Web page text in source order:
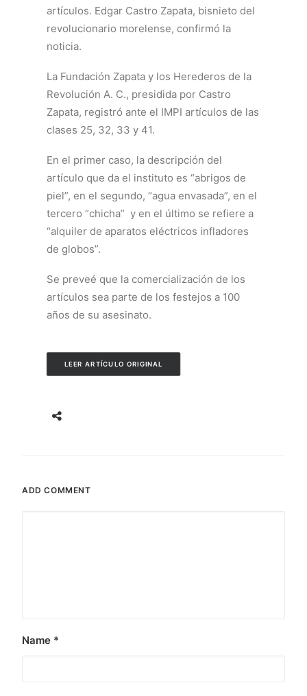
artículos. Edgar Castro Zapata, bisnieto del
revolucionario morelense, confirmó la
noticia.
La Fundación Zapata y los Herederos de la
Revolución A. C., presidida por Castro
Zapata, registró ante el IMPI artículos de las
clases 25, 32, 33 y 41.
En el primer caso, la descripción del
artículo que da el instituto es “abrigos de
piel”, en el segundo, “agua envasada”, en el
tercero “chicha” y en el último se refiere a
“alquiler de aparatos eléctricos infladores
de globos”.
Se preveé que la comercialización de los
artículos sea parte de los festejos a 100
años de su asesinato.
LEER ARTÍCULO ORIGINAL
ADD COMMENT
Name *